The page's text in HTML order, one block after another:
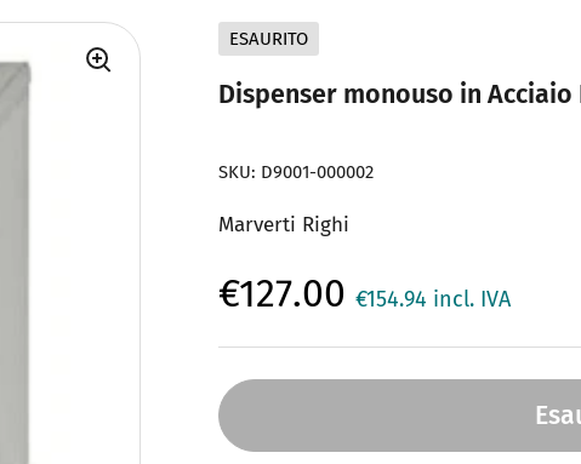
ESAURITO
Dispenser monouso in
SKU: D9001-000002
Marverti Righi
€127.00 €154.94 incl. IVA